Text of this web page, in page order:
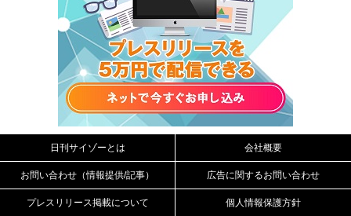
日刊サイゾーとは 会社概要
お問い合わせ（情報提供/記事） 広告に関するお問い合わせ
プレスリリース掲載について 個人情報保護方針